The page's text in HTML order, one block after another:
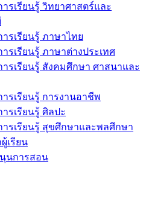
รเรียนรู้ วิทยาศาสตร์และ
รเรียนรู้ ภาษาไทย
รเรียนรู้ ภาษาต่างประเทศ
รเรียนรู้ สังคมศึกษา ศาสนาและ
รเรียนรู้ การงานอาชีพ
รเรียนรู้ ศิลปะ
ารเรียนรู้ สุขศึกษาและพลศึกษา
เรียน
นการสอน